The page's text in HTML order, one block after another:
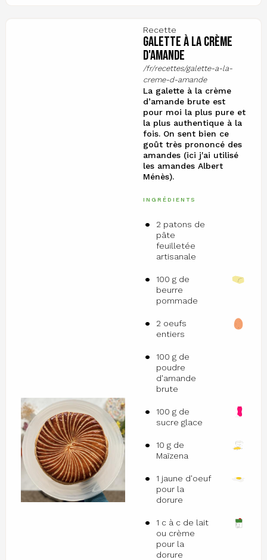
Recette
Galette à la crème
d'amande
/fr/recettes/galette-a-la-
creme-d-amande
La galette à la crème
d’amande brute est
pour moi la plus pure et
la plus authentique à la
fois. On sent bien ce
goût très prononcé des
amandes (ici j'ai utilisé
les amandes Albert
Ménès).
INGRÉDIENTS
2 patons de
pâte
feuilletée
artisanale
100 g de
beurre
pommade
2 oeufs
entiers
100 g de
poudre
d'amande
brute
100 g de
sucre glace
10 g de
Maïzena
1 jaune d'oeuf
pour la
dorure
1 c à c de lait
ou crème
pour la
dorure